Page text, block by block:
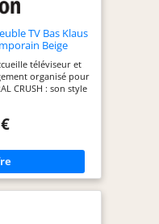
TV Bas Klaus
Beige
téléviseur et
organisé pour
CRUSH : son style
joliment le salon.
dissimulent
net et ordonné
s'accorde à tous
déco naturel